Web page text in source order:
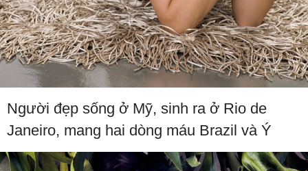
Người đẹp sống ở Mỹ, sinh ra ở Rio de
Janeiro, mang hai dòng máu Brazil và Ý